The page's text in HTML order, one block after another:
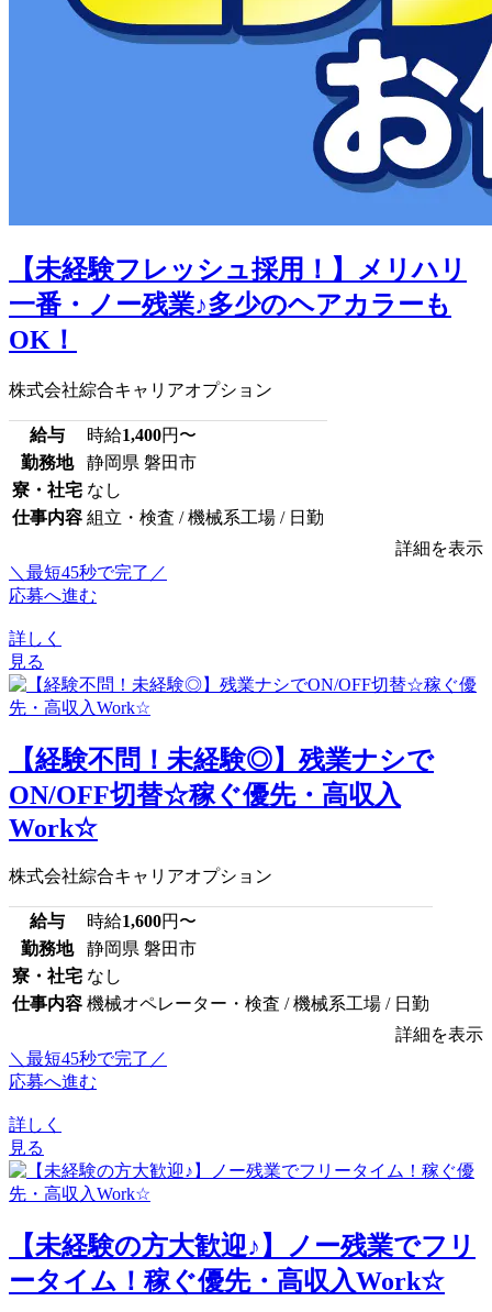
【未経験フレッシュ採用！】メリハリ
一番・ノー残業♪多少のヘアカラーも
OK！
株式会社綜合キャリアオプション
給与 時給1,400円〜
勤務地
静岡県 磐田市
寮・社宅 なし
仕事内容 組立・検査 / 機械系工場 / 日勤
詳細を表示
＼最短45秒で完了／
応募へ進む
詳しく
見る
【経験不問！未経験◎】残業ナシで
ON/OFF切替☆稼ぐ優先・高収入
Work☆
株式会社綜合キャリアオプション
給与 時給1,600円〜
勤務地
静岡県 磐田市
寮・社宅 なし
仕事内容 機械オペレーター・検査 / 機械系工場 / 日勤
詳細を表示
＼最短45秒で完了／
応募へ進む
詳しく
見る
【未経験の方大歓迎♪】ノー残業でフリ
ータイム！稼ぐ優先・高収入Work☆